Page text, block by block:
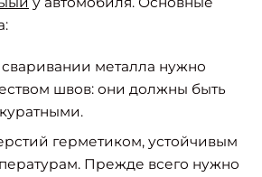
металла нужно
швов: они должны быть
герметиком, устойчивым
Прежде всего нужно